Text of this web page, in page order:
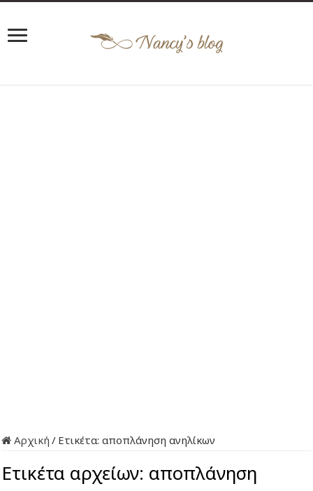
Αρχική / Ετικέτα:αποπλάνηση ανηλίκων
Ετικέτα αρχείων: αποπλάνηση